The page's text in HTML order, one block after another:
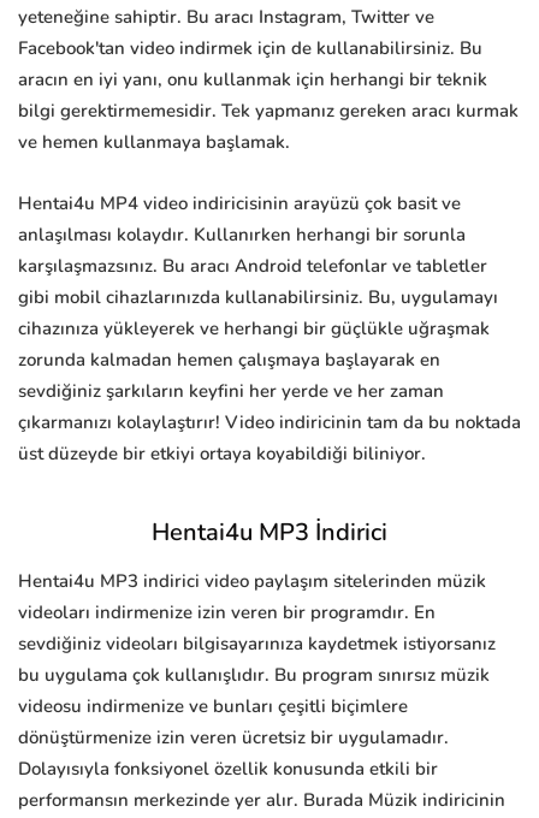
yeteneğine sahiptir. Bu aracı Instagram, Twitter ve
Facebook'tan video indirmek için de kullanabilirsiniz. Bu
aracın en iyi yanı, onu kullanmak için herhangi bir teknik
bilgi gerektirmemesidir. Tek yapmanız gereken aracı kurmak
ve hemen kullanmaya başlamak.
Hentai4u MP4 video indiricisinin arayüzü çok basit ve
anlaşılması kolaydır. Kullanırken herhangi bir sorunla
karşılaşmazsınız. Bu aracı Android telefonlar ve tabletler
gibi mobil cihazlarınızda kullanabilirsiniz. Bu, uygulamayı
cihazınıza yükleyerek ve herhangi bir güçlükle uğraşmak
zorunda kalmadan hemen çalışmaya başlayarak en
sevdiğiniz şarkıların keyfini her yerde ve her zaman
çıkarmanızı kolaylaştırır! Video indiricinin tam da bu noktada
üst düzeyde bir etkiyi ortaya koyabildiği biliniyor.
Hentai4u MP3 İndirici
Hentai4u MP3 indirici video paylaşım sitelerinden müzik
videoları indirmenize izin veren bir programdır. En
sevdiğiniz videoları bilgisayarınıza kaydetmek istiyorsanız
bu uygulama çok kullanışlıdır. Bu program sınırsız müzik
videosu indirmenize ve bunları çeşitli biçimlere
dönüştürmenize izin veren ücretsiz bir uygulamadır.
Dolayısıyla fonksiyonel özellik konusunda etkili bir
performansın merkezinde yer alır. Burada Müzik indiricinin